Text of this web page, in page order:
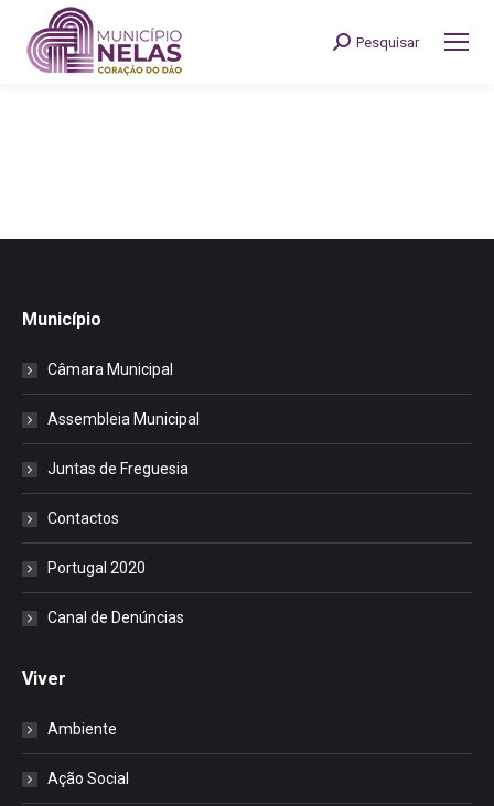
Search:
Pesquisar
Município
Câmara Municipal
Assembleia Municipal
Juntas de Freguesia
Contactos
Portugal 2020
Canal de Denúncias
Viver
Ambiente
Ação Social